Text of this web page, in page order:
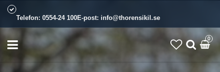
Telefon: 0554-24 100E-post: info@thorensikil.se
0